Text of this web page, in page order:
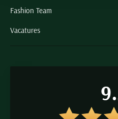
Fashion Team
Vacatures